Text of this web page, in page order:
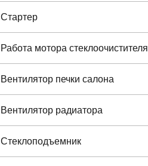
Стартер
Работа мотора стеклоочистителя
Вентилятор печки салона
Вентилятор радиатора
Стеклоподъемник